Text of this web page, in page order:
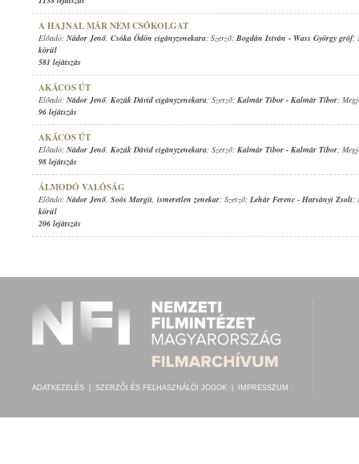
A HAJNAL MÁR NEM CSÓKOLGAT
Előadó: Nádor Jenő, Csóka Ödön cigányzenekara; Szerző: Bogdán István - Wass György gróf;
körül
581 lejátszás
AKÁCOS ÚT
Előadó: Nádor Jenő, Kozák Dávid cigányzenekara; Szerző: Kalmár Tibor - Kalmár Tibor;
96 lejátszás
AKÁCOS ÚT
Előadó: Nádor Jenő, Kozák Dávid cigányzenekara; Szerző: Kalmár Tibor - Kalmár Tibor;
98 lejátszás
ÁLMODÓ VALÓSÁG
Előadó: Nádor Jenő, Soós Margit, ismeretlen zenekar; Szerző: Lehár Ferenc - Harsányi Zsolt;
körül
206 lejátszás
ADATKEZELÉS SZERZŐI ÉS FELHASZNÁLÓI JOGOK IMPRESSZUM